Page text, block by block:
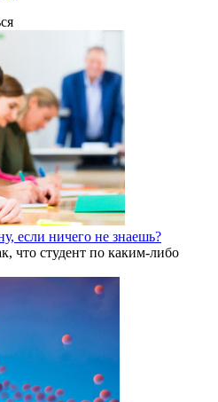
если ничего не знаешь?
что студент по каким-либо